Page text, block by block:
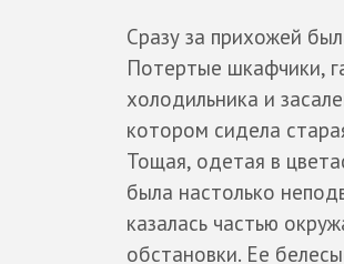
Сразу за прихожей
Потертые шкафчики,
холодильника и
котором сидела
Тощая, одетая в
была настолько
казалась частью
обстановки. Ее